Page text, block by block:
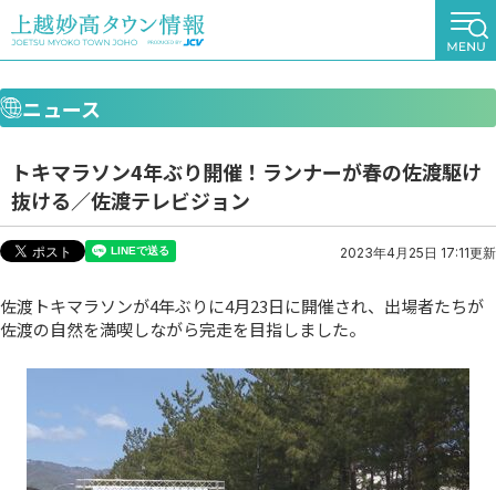
ニュース
トキマラソン4年ぶり開催！ランナーが春の佐渡駆け
抜ける／佐渡テレビジョン
2023年4月25日 17:11更新
佐渡トキマラソンが4年ぶりに4月23日に開催され、出場者たちが
佐渡の自然を満喫しながら完走を目指しました。